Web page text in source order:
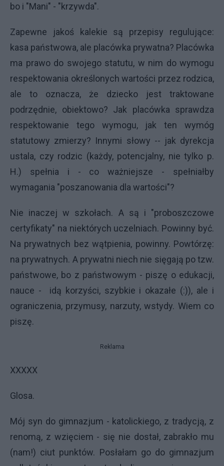
bo i "Mani" - "krzywda".
Zapewne jakoś kalekie są przepisy regulujące:
kasa państwowa, ale placówka prywatna? Placówka
ma prawo do swojego statutu, w nim do wymogu
respektowania określonych wartości przez rodzica,
ale to oznacza, że dziecko jest traktowane
podrzędnie, obiektowo? Jak placówka sprawdza
respektowanie tego wymogu, jak ten wymóg
statutowy zmierzy? Innymi słowy -- jak dyrekcja
ustala, czy rodzic (każdy, potencjalny, nie tylko p.
H.) spełnia i - co ważniejsze - spełniałby
wymagania "poszanowania dla wartości"?
Nie inaczej w szkołach. A są i "proboszczowe
certyfikaty" na niektórych uczelniach. Powinny być.
Na prywatnych bez wątpienia, powinny. Powtórzę:
na prywatnych. A prywatni niech nie sięgają po tzw.
państwowe, bo z państwowym - piszę o edukacji,
nauce - idą korzyści, szybkie i okazałe (:)), ale i
ograniczenia, przymusy, narzuty, wstydy. Wiem co
piszę.
Reklama
XXXXX
Glosa.
Mój syn do gimnazjum - katolickiego, z tradycją, z
renomą, z wzięciem - się nie dostał, zabrakło mu
(nam!) ciut punktów. Posłałam go do gimnazjum